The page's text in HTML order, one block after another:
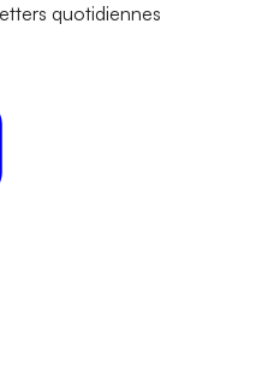
quotidiennes